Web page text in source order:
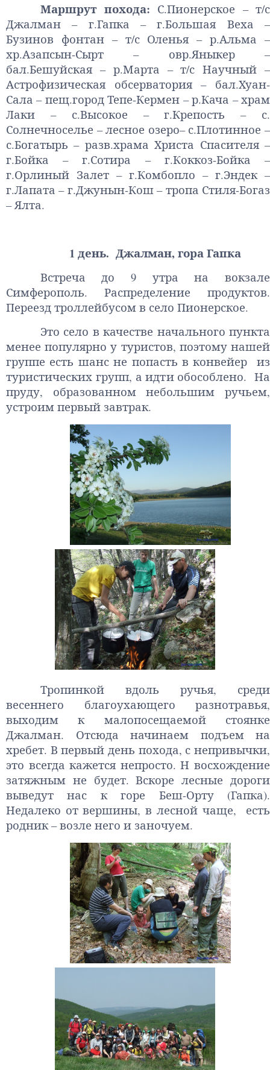
Маршрут похода: С.Пионерское –т/с
Джалман – г.Гапка –г.Большая Веха –
Бузинов фонтан– т/с Оленья –р.Альма –
хр.Азапсын-Сырт – овр.Яныкер–
бал.Бешуйская – р.Марта –т/с Научный –
Астрофизическая
обсерватория– бал.Хуан-
Сала – пещ.город Тепе-Кермен –р.Кача –храм
Лаки – с.Высокое –г.Крепость – с.
Солнечноселье –лесное озеро– с.Плотинное –
с.Богатырь – разв.храма Христа Спасителя–
г.Бойка –г.Сотира – г.Коккоз-Бойка –
г.Орлиный Залет – г.Комбопло – г.Эндек–
г.Лапата – г.Джунын-Кош– тропа Стиля-Богаз
–Ялта.
1 день. Джалман, гора Гапка
Встреча до 9 утра на вокзале
Симферополь. Распределение продуктов.
Переезд троллейбусом в село Пионерское.
Это село в качестве начального пункта
менее популярно у туристов, поэтому нашей
группе есть шанс не попасть в конвейер из
туристических групп, а идти обособлено. На
пруду, образованном небольшим ручьем,
устроим первый завтрак.
Тропинкой вдоль ручья, среди
весеннего благоухающего разнотравья,
выходим к малопосещаемой стоянке
Джалман. Отсюда начинаем подъем на
хребет. В первый день похода, с непривычки,
это всегда кажется непросто. Н восхождение
затяжным не будет. Вскоре лесные дороги
выведут нас к горе Беш-Орту (Гапка).
Недалеко от вершины, в лесной чаще, есть
родник – возле него и заночуем.